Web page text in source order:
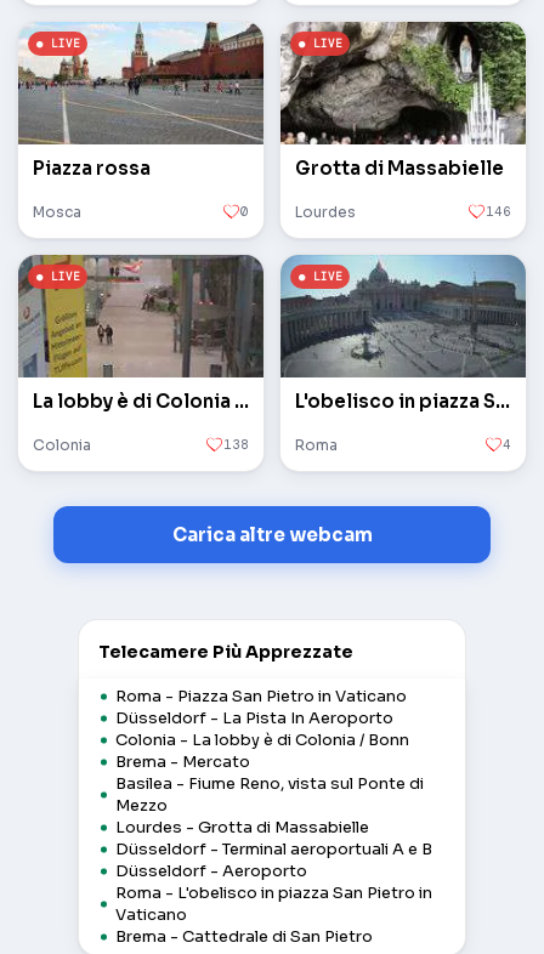
Piazza rossa
Mosca 0
Grotta di Massabielle
Lourdes 146
La lobby è di Colonia / Bonn
Colonia 138
L'obelisco in piazza San Pietro in Vaticano
Roma 4
Carica altre webcam
Telecamere Più Apprezzate
Roma - Piazza San Pietro in Vaticano
Düsseldorf - La Pista In Aeroporto
Colonia - La lobby è di Colonia / Bonn
Brema - Mercato
Basilea - Fiume Reno, vista sul Ponte di
Mezzo
Lourdes - Grotta di Massabielle
Düsseldorf - Terminal aeroportuali A e B
Düsseldorf - Aeroporto
Roma - L'obelisco in piazza San Pietro in
Vaticano
Brema - Cattedrale di San Pietro